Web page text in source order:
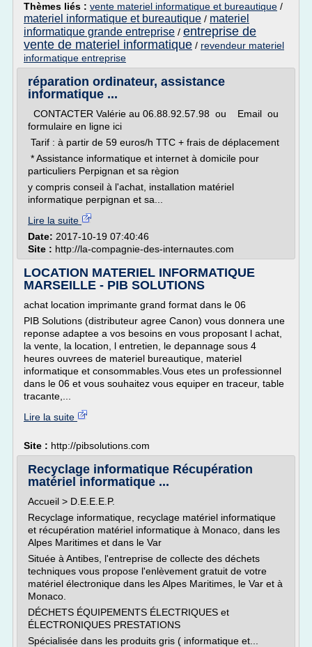
Thèmes liés : vente materiel informatique et bureautique /
materiel informatique et bureautique / materiel
informatique grande entreprise / entreprise de
vente de materiel informatique / revendeur materiel
informatique entreprise
réparation ordinateur, assistance
informatique ...
CONTACTER Valérie au 06.88.92.57.98 ou Email ou
formulaire en ligne ici
Tarif : à partir de 59 euros/h TTC + frais de déplacement
* Assistance informatique et internet à domicile pour
particuliers Perpignan et sa règion
y compris conseil à l'achat, installation matériel
informatique perpignan et sa...
Lire la suite
Date: 2017-10-19 07:40:46
Site : http://la-compagnie-des-internautes.com
LOCATION MATERIEL INFORMATIQUE
MARSEILLE - PIB SOLUTIONS
achat location imprimante grand format dans le 06
PIB Solutions (distributeur agree Canon) vous donnera une
reponse adaptee a vos besoins en vous proposant l achat,
la vente, la location, l entretien, le depannage sous 4
heures ouvrees de materiel bureautique, materiel
informatique et consommables.Vous etes un professionnel
dans le 06 et vous souhaitez vous equiper en traceur, table
tracante,...
Lire la suite
Site : http://pibsolutions.com
Recyclage informatique Récupération
matériel informatique ...
Accueil > D.E.E.E.P.
Recyclage informatique, recyclage matériel informatique
et récupération matériel informatique à Monaco, dans les
Alpes Maritimes et dans le Var
Située à Antibes, l'entreprise de collecte des déchets
techniques vous propose l'enlèvement gratuit de votre
matériel électronique dans les Alpes Maritimes, le Var et à
Monaco.
DÉCHETS ÉQUIPEMENTS ÉLECTRIQUES et
ÉLECTRONIQUES PRESTATIONS
Spécialisée dans les produits gris ( informatique et...